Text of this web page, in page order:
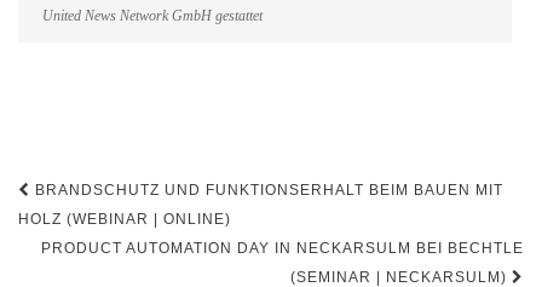
United News Network GmbH gestattet
Beitragsnavigation
BRANDSCHUTZ UND FUNKTIONSERHALT BEIM BAUEN MIT
HOLZ (WEBINAR | ONLINE)
PRODUCT AUTOMATION DAY IN NECKARSULM BEI BECHTLE
(SEMINAR | NECKARSULM)